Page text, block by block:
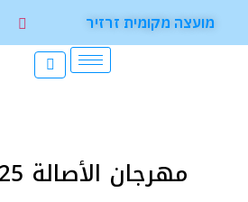
מועצה מקומית זרזיר
مهرجان الأصالة 25/10/2025